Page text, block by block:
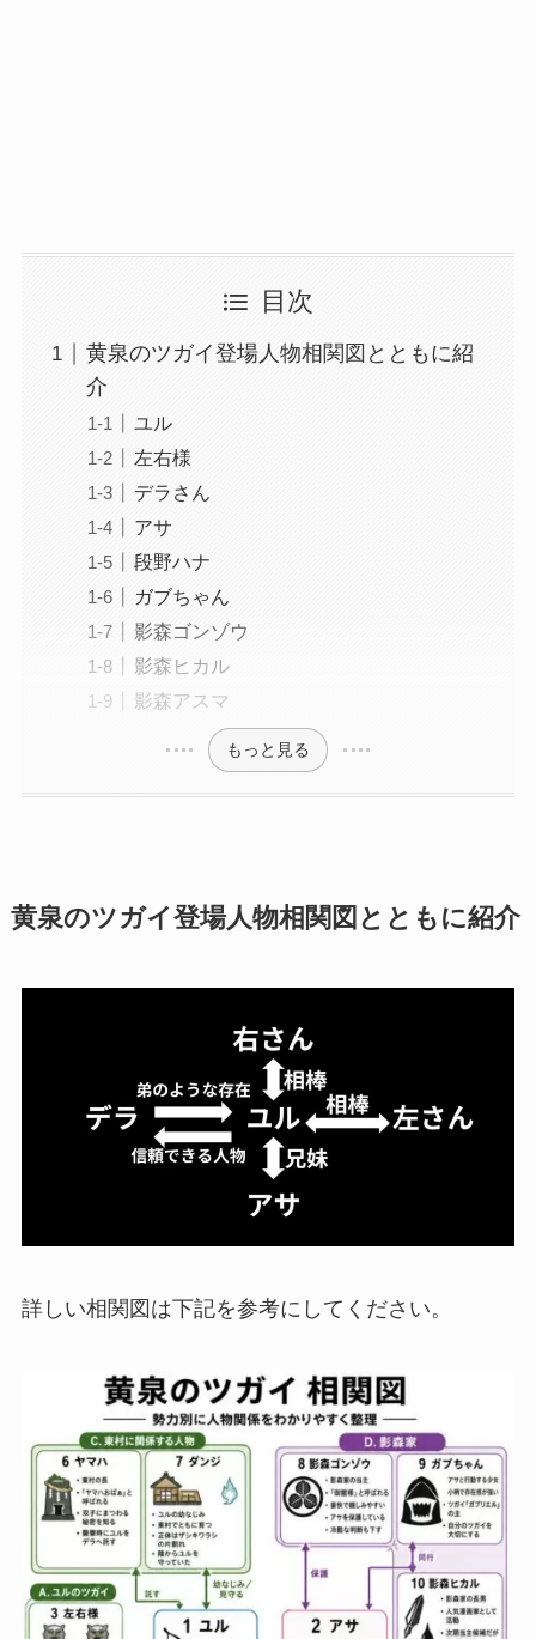
目次
黄泉のツガイ登場人物相関図とともに紹
介
ユル
左右様
デラさん
アサ
段野ハナ
ガブちゃん
影森ゴンゾウ
影森ヒカル
影森アスマ
もっと見る
黄泉のツガイ登場人物相関図とともに紹介
詳しい相関図は下記を参考にしてください。